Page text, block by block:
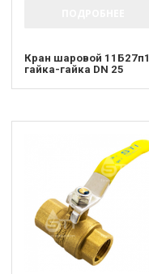
Кран шаровой 11Б27п1
гайка-гайка DN 25